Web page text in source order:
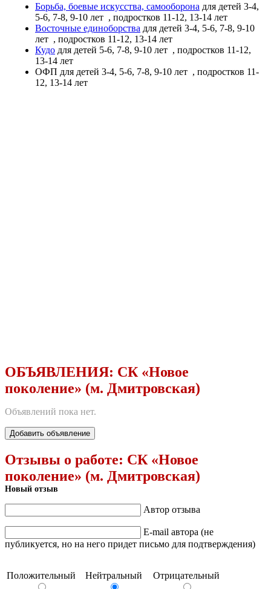
Борьба, боевые искусства, самооборона для детей 3-4,
5-6, 7-8, 9-10 лет , подростков 11-12, 13-14 лет
Восточные единоборства для детей 3-4, 5-6, 7-8, 9-10
лет , подростков 11-12, 13-14 лет
Кудо для детей 5-6, 7-8, 9-10 лет , подростков 11-12,
13-14 лет
ОФП для детей 3-4, 5-6, 7-8, 9-10 лет , подростков 11-
12, 13-14 лет
ОБЪЯВЛЕНИЯ: СК «Новое
поколение» (м. Дмитровская)
Объявлений пока нет.
Добавить объявление
Отзывы о работе: СК «Новое
поколение» (м. Дмитровская)
Новый отзыв
Автор отзыва
E-mail автора (не
публикуется, но на него придет письмо для подтверждения)
Положительный Нейтральный Отрицательный